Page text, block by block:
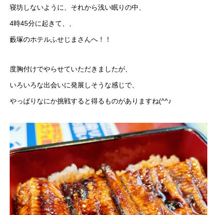
寝坊しないように、それから浅い眠りの中、
4時45分に起きて、、
藪塚のホテルふせじまさんへ！！
度胸付けでやらせていただきましたが、
いろいろな出会いに発展しそうな感じで、
やっぱりなにか挑戦すると得るものがありますね(^^♪